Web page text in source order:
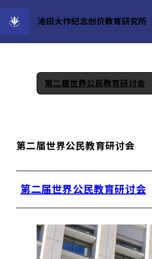
池田大作纪念创价教育研究所
研讨会/讲座/研讨会
第二届世界公民教育研讨会
第二届世界公民教育研讨会
第二届世界公民教育研讨会